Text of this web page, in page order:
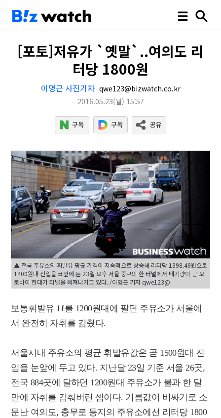
[포토]저유가 `옛말`..여의도 리
터당 1800원
이명근 사진기자 qwe123@bizwatch.co.kr
2016.05.23(월) 15:57
▲ 전국 주유소의 휘발유 평균 가격이 지속적으로 상승해 리터당 1398.49원으로
1400원대 진입을 코앞에 둔 23일 오후 서울 중구의 한 터널에서 배기량이 큰 오
토바이 한대가 터널을 빠져나가고 있다. /이명근 기자 qwe123@
보통휘발유 1ℓ를 1200원대에 팔던 주유소가 서울에
서 완전히 자취를 감췄다.
서울시내 주유소의 평균 휘발유값은 곧 1500원대 진
입을 눈앞에 두고 있다. 지난달 23일 기준 서울 26곳,
전국 884곳에 달하던 1200원대 주유소가 불과 한 달
만에 자취를 감춰버린 셈이다. 기름값이 비싸기로 소
문난 여의도, 충무로 등지의 주유소에선 리터당 1800